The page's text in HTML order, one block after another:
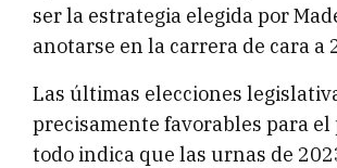
ser la estrategia elegida por
anotarse en la carrera de cara a
Las últimas elecciones
precisamente favorables para
todo indica que las urnas de